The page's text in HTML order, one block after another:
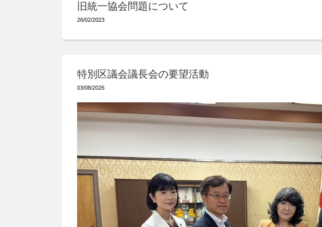
旧統一協会問題について
26/02/2023
特別区議会議長会の要望活動
03/08/2026